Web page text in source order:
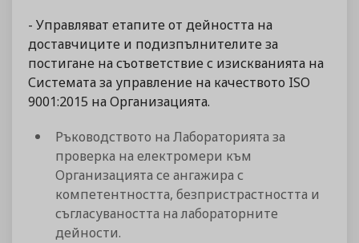
- Управляват етапите от дейността на
доставчиците и подизпълнителите за
постигане на съответствие с изискванията на
Системата за управление на качеството ISO
9001:2015 на Организацията.
Ръководството на Лабораторията за
проверка на електромери към
Организацията се ангажира с
компетентността, безпристрастността и
съгласуваността на лабораторните
дейности.